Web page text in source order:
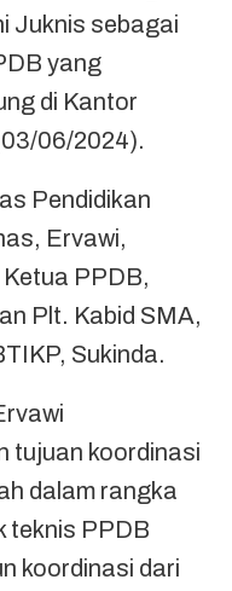
Juknis sebagai
yang
di Kantor
06/2024).
Pendidikan
Ervawi,
PPDB,
Plt. Kabid SMA,
Sukinda.
tujuan koordinasi
dalam rangka
teknis PPDB
koordinasi dari